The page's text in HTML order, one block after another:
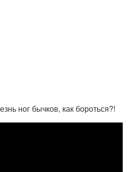
ног бычков, как бороться?!